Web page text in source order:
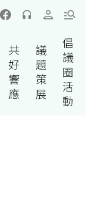
共
好
響
應
議
題
策
展
倡
議
圈
活
動